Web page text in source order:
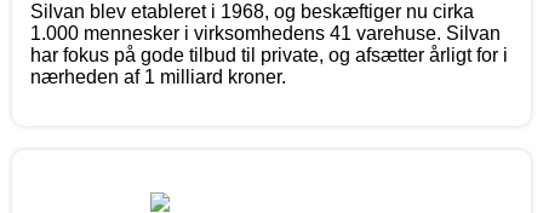
Silvan blev etableret i 1968, og beskæftiger nu cirka
1.000 mennesker i virksomhedens 41 varehuse. Silvan
har fokus på gode tilbud til private, og afsætter årligt for i
nærheden af 1 milliard kroner.